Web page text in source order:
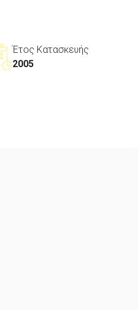
Έτος Κατασκευής
2005